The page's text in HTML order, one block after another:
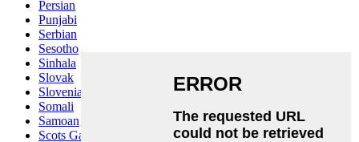
Persian
Punjabi
Serbian
Sesotho
Sinhala
Slovak
Slovenian
Somali
Samoan
Scots Gaelic